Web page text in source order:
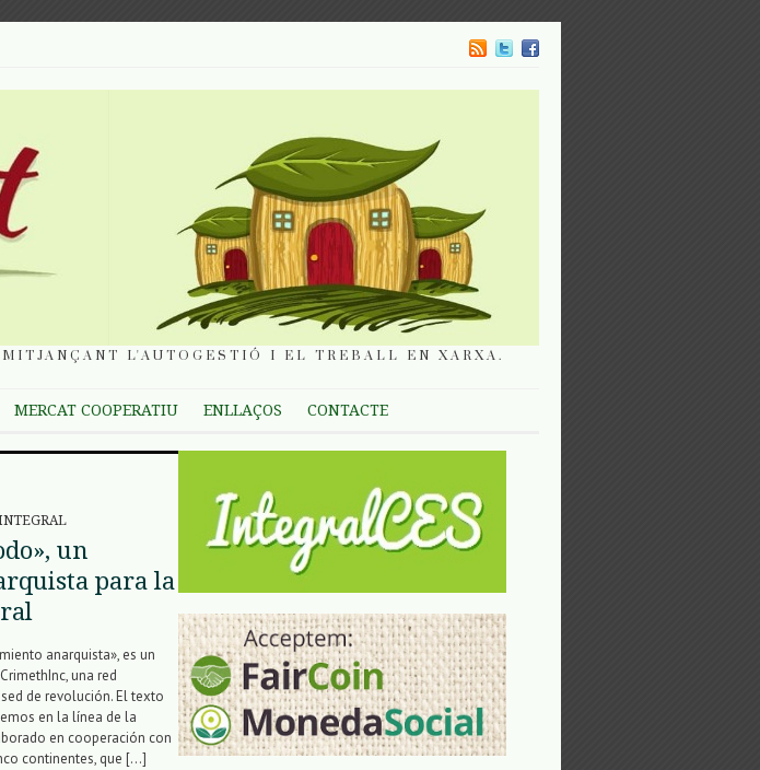
L'AUTOGESTIÓ I EL TREBALL EN XARXA.
MERCAT COOPERATIU ENLLAÇOS CONTACTE
un
para la
anarquista», es un
una red
de revolución. El texto
en la línea de la
en cooperación con
continentes, que […]